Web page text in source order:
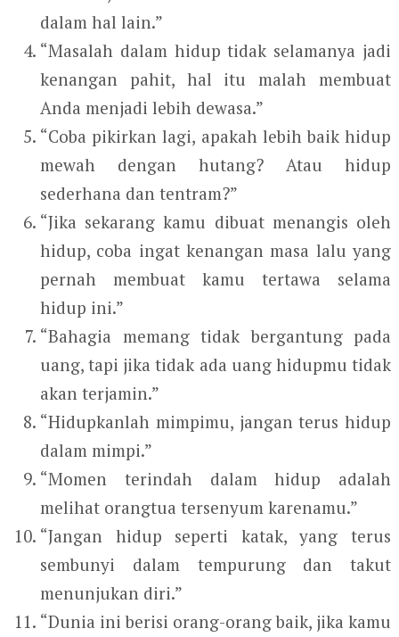
dalam hal lain.”
“Masalah dalam hidup tidak selamanya jadi
kenangan pahit, hal itu malah membuat
Anda menjadi lebih dewasa.”
“Coba pikirkan lagi, apakah lebih baik hidup
mewah dengan hutang? Atau hidup
sederhana dan tentram?”
“Jika sekarang kamu dibuat menangis oleh
hidup, coba ingat kenangan masa lalu yang
pernah membuat kamu tertawa selama
hidup ini.”
“Bahagia memang tidak bergantung pada
uang, tapi jika tidak ada uang hidupmu tidak
akan terjamin.”
“Hidupkanlah mimpimu, jangan terus hidup
dalam mimpi.”
“Momen terindah dalam hidup adalah
melihat orangtua tersenyum karenamu.”
“Jangan hidup seperti katak, yang terus
sembunyi dalam tempurung dan takut
menunjukan diri.”
“Dunia ini berisi orang-orang baik, jika kamu